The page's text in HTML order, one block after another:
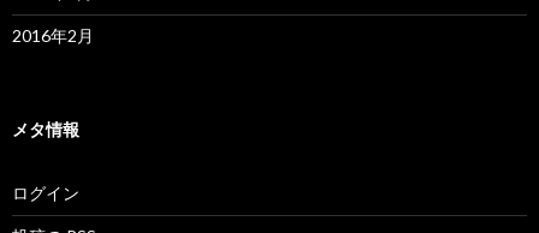
2016年2月
メタ情報
ログイン